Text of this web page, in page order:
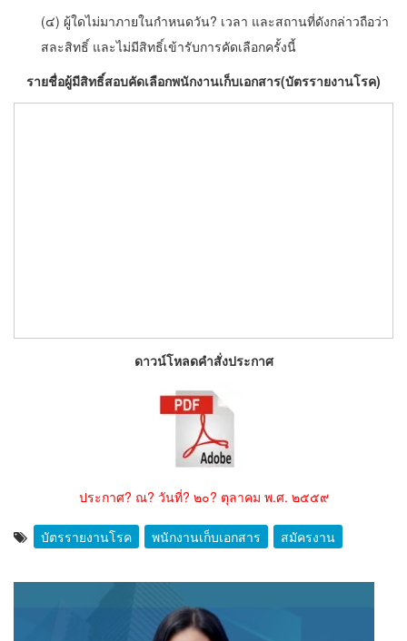
(๔) ผู้ใดไม่มาภายในกำหนดวัน? เวลา และสถานที่ดังกล่าวถือว่า
สละสิทธิ์ และไม่มีสิทธิ์เข้ารับการคัดเลือกครั้งนี้
รายชื่อผู้มีสิทธิ์สอบคัดเลือกพนักงานเก็บเอกสาร(บัตรรายงานโรค)
ดาวน์โหลดคำสั่งประกาศ
ประกาศ? ณ? วันที่? ๒๐? ตุลาคม พ.ศ. ๒๕๕๙
บัตรรายงานโรค พนักงานเก็บเอกสาร สมัครงาน